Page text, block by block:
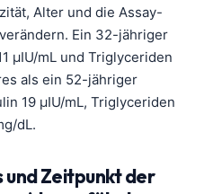
Alter und die Assay-
Ein 32-jähriger
µIU/mL und Triglyceriden
als ein 52-jähriger
19 µIU/mL, Triglyceriden
dL.
Zeitpunkt der